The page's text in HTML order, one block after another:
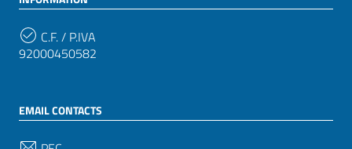
C.F. / P.IVA
92000450582
EMAIL CONTACTS